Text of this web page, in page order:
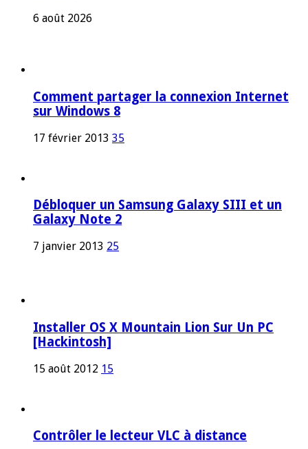
6 août 2026
Comment partager la connexion Internet
sur Windows 8
17 février 2013 35
Débloquer un Samsung Galaxy SIII et un
Galaxy Note 2
7 janvier 2013 25
Installer OS X Mountain Lion Sur Un PC
[Hackintosh]
15 août 2012 15
Contrôler le lecteur VLC à distance